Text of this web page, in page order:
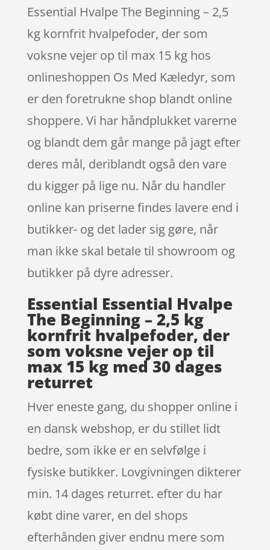
Essential Hvalpe The Beginning – 2,5
kg kornfrit hvalpefoder, der som
voksne vejer op til max 15 kg hos
onlineshoppen Os Med Kæledyr, som
er den foretrukne shop blandt online
shoppere. Vi har håndplukket varerne
og blandt dem går mange på jagt efter
deres mål, deriblandt også den vare
du kigger på lige nu. Når du handler
online kan priserne findes lavere end i
butikker- og det lader sig gøre, når
man ikke skal betale til showroom og
butikker på dyre adresser.
Essential Essential Hvalpe
The Beginning – 2,5 kg
kornfrit hvalpefoder, der
som voksne vejer op til
max 15 kg med 30 dages
returret
Hver eneste gang, du shopper online i
en dansk webshop, er du stillet lidt
bedre, som ikke er en selvfølge i
fysiske butikker. Lovgivningen dikterer
min. 14 dages returret. efter du har
købt dine varer, en del shops
efterhånden giver endnu mere som